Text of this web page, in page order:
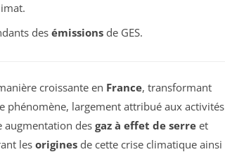
des émissionsde GES.
croissante en France, transformant
largement attribué aux activités
augmentation desgaz à effet de serre et
les origines de cette crise climatique ainsi